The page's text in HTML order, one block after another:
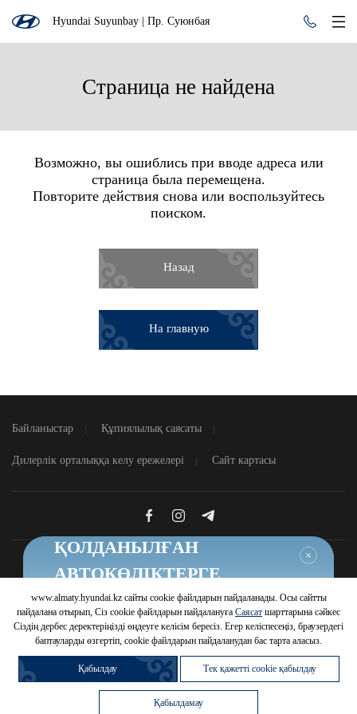
Hyundai Suyunbay | Пр. Суюнбая
Страница не найдена
Возможно, вы ошиблись при вводе адреса или
страница была перемещена.
Повторите действия снова или воспользуйтесь
поиском.
Назад
На главную
Байланыстар Құпиялылық саясаты
Дилерлік орталыққа келу ережелері Сайт картасы
© 2026 Hyundai Motor Company
www.almaty.hyundai.kz сайты cookie файлдарын пайдаланады. Осы сайтты
пайдалана отырып, Сіз cookie файлдарын пайдалануға Саясат шарттарына сәйкес
Сіздің дербес деректеріңізді өңдеуге келісім бересіз. Егер келіспесеңіз, браузердегі
баптауларды өзгертіп, cookie файлдарын пайдаланудан бас тарта аласыз.
Қабылдау Тек қажетті cookie қабылдау
Қабылдамау
Автомобильді
сату
Жүрілген
автомобиль сатып
алу
Автомобильді
айырбастау
Несиеге сатып
алу
ҚОЛДАНЫЛҒАН
АВТОКӨЛІКТЕРГЕ
ТИІМДІ ШАРТТАР
Шарттарды білу
Жабу
Telegram Бот
Сату
бөлімі
Сервис